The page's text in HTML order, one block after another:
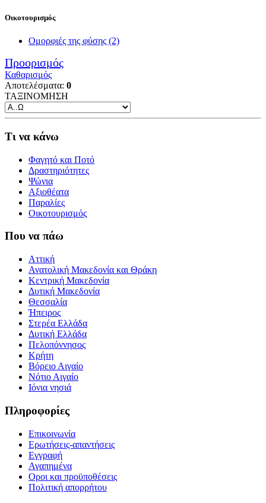
Οικοτουρισμός
Ομορφιές της φύσης (2)
Προορισμός
Καθαρισμός
Αποτελέσματα: 0
ΤΑΞΙΝΟΜΗΣΗ
Τι να κάνω
Φαγητό και Ποτό
Δραστηριότητες
Ψώνια
Αξιοθέατα
Παραλίες
Οικοτουρισμός
Που να πάω
Αττική
Ανατολική Μακεδονία και Θράκη
Κεντρική Μακεδονία
Δυτική Μακεδονία
Θεσσαλία
Ήπειρος
Στερέα Ελλάδα
Δυτική Ελλάδα
Πελοπόννησος
Κρήτη
Βόρειο Αιγαίο
Νότιο Αιγαίο
Ιόνια νησιά
Πληροφορίες
Επικοινωνία
Ερωτήσεις-απαντήσεις
Εγγραφή
Αγαπημένα
Οροι και προϋποθέσεις
Πολιτική απορρήτου